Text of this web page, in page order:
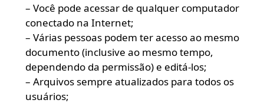
– Você pode acessar de qualquer computador
conectado na Internet;
– Várias pessoas podem ter acesso ao mesmo
documento (inclusive ao mesmo tempo,
dependendo da permissão) e editá-los;
– Arquivos sempre atualizados para todos os
usuários;